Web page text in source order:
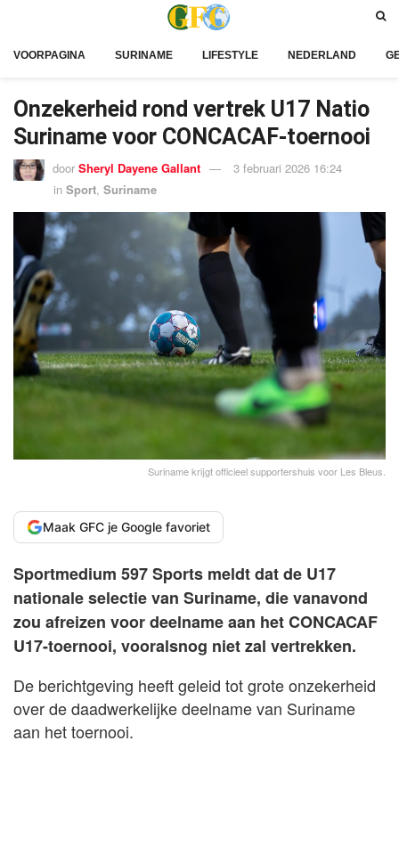
VOORPAGINA SURINAME LIFESTYLE NEDERLAND
Onzekerheid rond vertrek U17 Natio
Suriname voor CONCACAF-toernooi
door Sheryl Dayene Gallant
3 februari 2026 16:24
in Sport, Suriname
Suriname krijgt officieel supportershuis voor Les Bleus.
Maak GFC je Google favoriet
Sportmedium 597 Sports meldt dat de U17
nationale selectie van Suriname, die vanavond
zou afreizen voor deelname aan het CONCACAF
U17-toernooi, vooralsnog niet zal vertrekken.
De berichtgeving heeft geleid tot grote onzekerheid
over de daadwerkelijke deelname van Suriname
aan het toernooi.